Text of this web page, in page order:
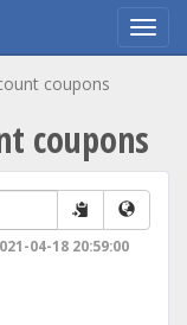
coupons
coupons
04-18 20:59:00